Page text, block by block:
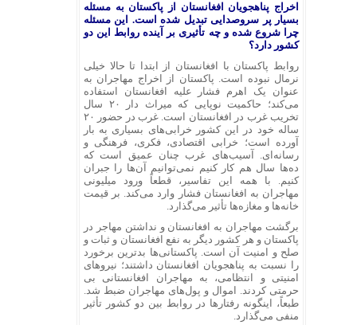
اخراج پناهجویان افغانستان از پاکستان به مسئله
بسیار پر سروصدایی تبدیل شده است. این مسئله
چرا شروع شده و چه تأثیری بر آینده روابط این دو
کشور دارد؟
روابط پاکستان با افغانستان از ابتدا تا حالا خیلی
نرمال نبوده است. پاکستان از اخراج مهاجران به
عنوان یک اهرم فشار علیه افغانستان استفاده
می‌کند؛ حاکمیت نوپایی که میراث دار ۲۰ سال
تخریب غرب در افغانستان است. غرب در حضور ۲۰
ساله خود در این کشور خرابی‌های بسیاری به بار
آورده است؛ خرابی اقتصادی، فکری، فرهنگی و
رسانه‌ای. آسیب‌های غرب چنان عمیق است که
ده‌ها سال هم کار کنیم نمی‌توانیم آن‌ها را جبران
کنیم. با همه این تفاسیر، قطعاً ورود میلیونی
مهاجران به افغانستان فشار وارد می‌کند. بر قیمت
خانه‌ها و مغازه‌ها تأثیر می‌گذارد.
برگشت مهاجران به افغانستان و نداشتن مهاجر در
پاکستان و هر کشور دیگر به نفع افغانستان و ثبات و
صلح و امنیت آن است. پاکستانی‌ها بدترین برخورد
را نسبت به پناهجویان افغانستان داشتند؛ نیروهای
امنیتی و انتظامی، به مهاجران افغانستانی بی
حرمتی کردند. اموال و پول‌های مهاجران ضبط شد.
طبعاً، اینگونه رفتارها در روابط بین دو کشور تأثیر
منفی می‌گذارد.